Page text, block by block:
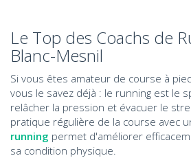
Le Top des Coachs de
Blanc-Mesnil
Si vous êtes amateur de course à
vous le savez déjà : le running est le
relâcher la pression et évacuer le
pratique régulière de la course avec
running permet d'améliorer
sa condition physique.